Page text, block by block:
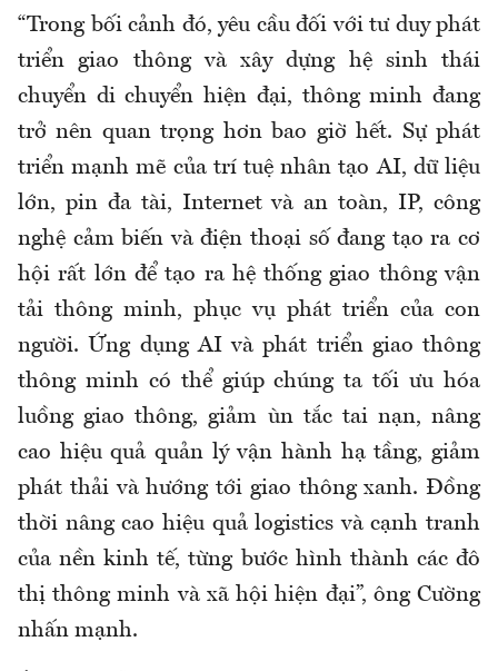
“Trong bối cảnh đó, yêu cầu đối với tư duy phát
triển giao thông và xây dựng hệ sinh thái
chuyển di chuyển hiện đại, thông minh đang
trở nên quan trọng hơn bao giờ hết. Sự phát
triển mạnh mẽ của trí tuệ nhân tạo AI, dữ liệu
lớn, pin đa tài, Internet và an toàn, IP, công
nghệ cảm biến và điện thoại số đang tạo ra cơ
hội rất lớn để tạo ra hệ thống giao thông vận
tải thông minh, phục vụ phát triển của con
người. Ứng dụng AI và phát triển giao thông
thông minh có thể giúp chúng ta tối ưu hóa
luồng giao thông, giảm ùn tắc tai nạn, nâng
cao hiệu quả quản lý vận hành hạ tầng, giảm
phát thải và hướng tới giao thông xanh. Đồng
thời nâng cao hiệu quả logistics và cạnh tranh
của nền kinh tế, từng bước hình thành các đô
thị thông minh và xã hội hiện đại”, ông Cường
nhấn mạnh.